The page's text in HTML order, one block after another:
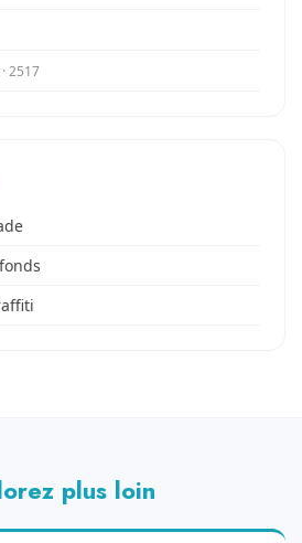
· 2517
plus loin